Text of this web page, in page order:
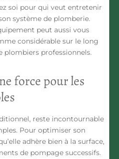
soi pour qui veut entretenir
système de plomberie.
peut aussi vous
considérable sur le long
plombiers professionnels.
force pour les
reste incontournable
Pour optimiser son
adhère bien à la surface,
de pompage successifs.